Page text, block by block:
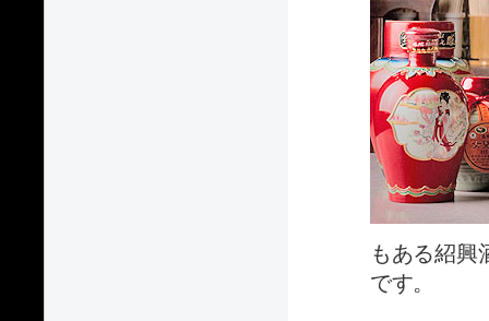
もある紹興
です。